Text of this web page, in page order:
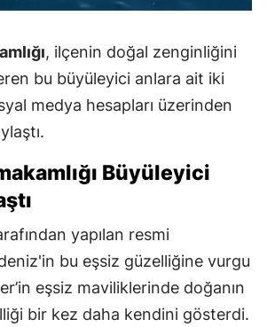
, ilçenin doğal zenginliğini
bu büyüleyici anlara ait iki
medya hesapları üzerinden
Büyüleyici
yapılan resmi
bu eşsiz güzelliğine vurgu
eşsiz maviliklerinde doğanın
bir kez daha kendini gösterdi.